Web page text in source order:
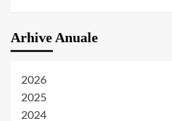
Arhive Anuale
2026
2025
2024